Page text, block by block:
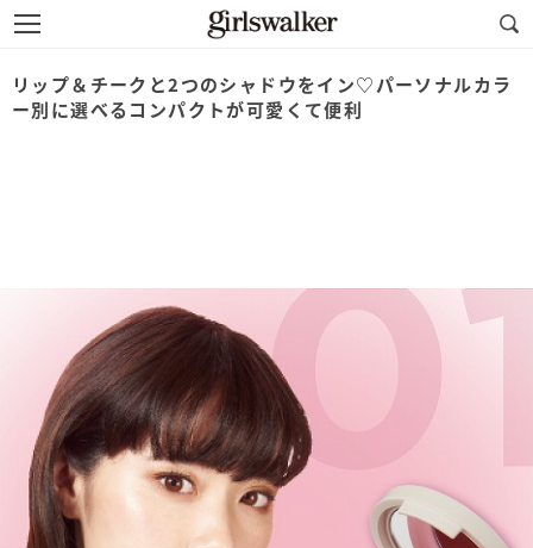
リップ＆チークと2つのシャドウをイン♡パーソナルカラ
ー別に選べるコンパクトが可愛くて便利